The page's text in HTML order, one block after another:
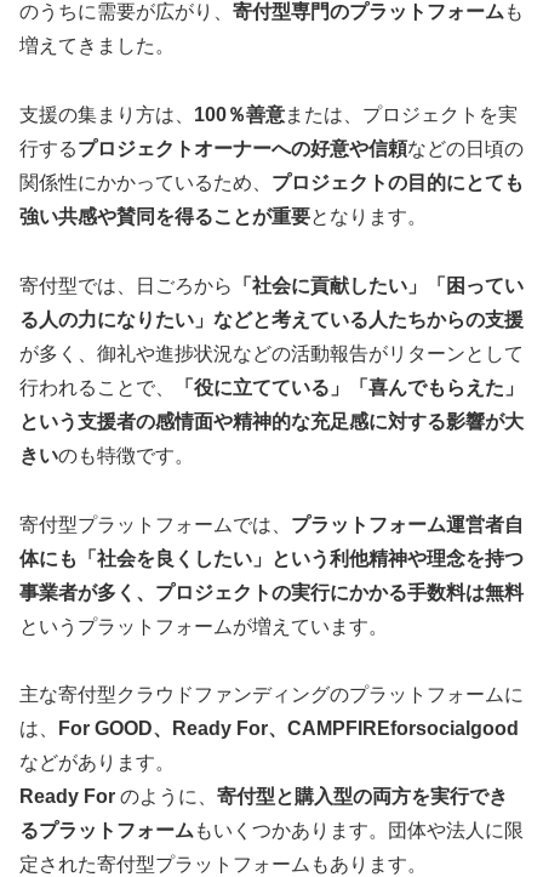
のうちに需要が広がり、 寄付型専門のプラットフォーム も
増えてきました。
支援の集まり方は、 100％善意または、プロジェクトを実
行するプロジェクトオーナーへの好意や信頼などの日頃の
関係性にかかっているため、 プロジェクトの目的にとても
強い共感や賛同を得ることが重要となります。
寄付型では、日ごろから
「社会に貢献したい」「困ってい
る人の力になりたい」などと考えている人たちからの支援
が多く、御礼や進捗状況などの活動報告がリターンとして
行われることで、
「役に立てている」「喜んでもらえた」
という支援者の感情面や精神的な充足感に対する影響が大
きいのも特徴です。
寄付型プラットフォームでは、 プラットフォーム運営者自
体にも「社会を良くしたい」という利他精神や理念を持つ
事業者が多く、プロジェクトの実行にかかる手数料は無料
というプラットフォームが増えています。
主な寄付型クラウドファンディングのプラットフォームに
は、
For GOOD、Ready For、CAMPFIREforsocialgood
などがあります。
Ready For のように、 寄付型と購入型の両方を実行でき
るプラットフォーム もいくつかあります。団体や法人に限
定された寄付型プラットフォームもあります。